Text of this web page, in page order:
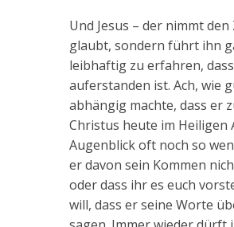
Und Jesus – der nimmt
glaubt, sondern führt ihn
leibhaftig zu erfahren,
auferstanden ist. Ach, wie
abhängig machte, dass er
Christus heute im Heiligen
Augenblick oft noch so
er davon sein Kommen
oder dass ihr es euch
will, dass er seine Worte